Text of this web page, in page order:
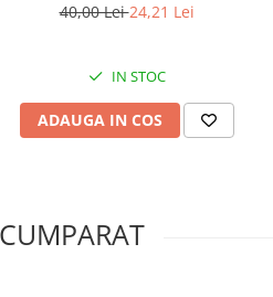
40,00 Lei24,21 Lei
IN STOC
ADAUGA IN COS